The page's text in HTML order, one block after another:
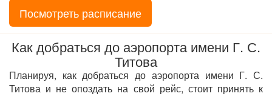
Посмотреть расписание
Как добраться до аэропорта имени Г. С.
Титова
Планируя, как добраться до аэропорта имени Г. С.
Титова и не опоздать на свой рейс, стоит принять к